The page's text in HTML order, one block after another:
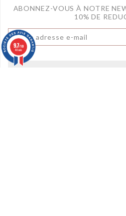
ABONNEZ-VOUS À NOTRE
10% DE
9.7/10
40 avis